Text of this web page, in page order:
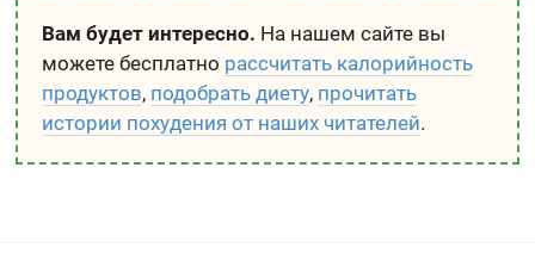
Вам будет интересно. На нашем сайте вы
можете бесплатно рассчитать калорийность
продуктов, подобрать диету, прочитать
истории похудения от наших читателей.